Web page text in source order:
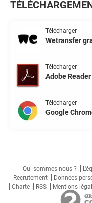
Télécharger
Wetransfer
Télécharger
Adobe Reader
Télécharger
Google
Qui sommes-nous ?
Recrutement
Données
Charte
RSS Mentions